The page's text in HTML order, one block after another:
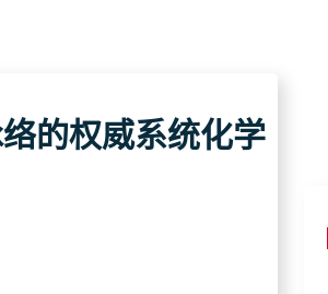
的权威系统化学